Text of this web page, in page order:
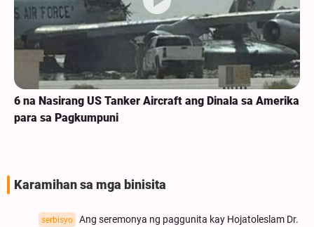
6 na Nasirang US Tanker Aircraft ang Dinala sa Amerika
para sa Pagkumpuni
Karamihan sa mga binisita
serbisyo
Ang seremonya ng paggunita kay Hojatoleslam Dr.